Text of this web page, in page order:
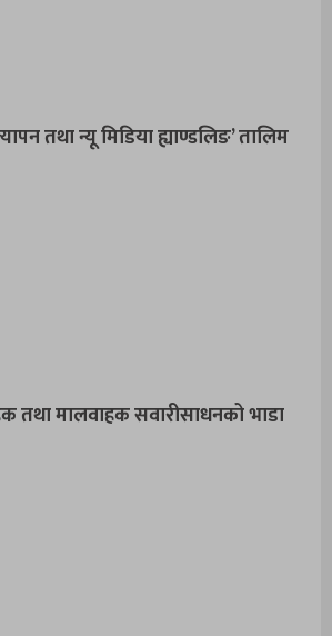
तथा न्यू मिडिया ह्याण्डलिङ’ तालिम
तथा मालवाहक सवारीसाधनको भाडा